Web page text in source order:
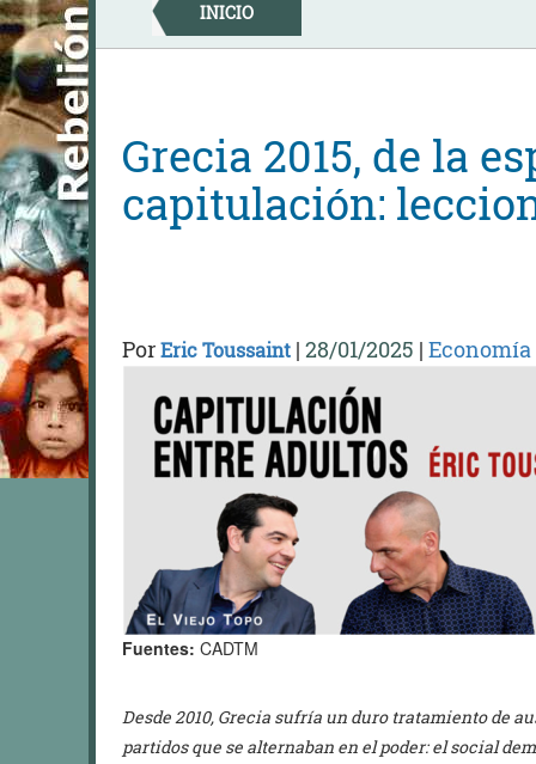
Skip
to
content
INICIO
Grecia 2015, de la
capitulación:
PorEric Toussaint | 28/01/2025 | Economía
Fuentes: CADTM
Desde 2010, Grecia sufría un duro tratamiento de
partidos que se alternaban en el poder: el social